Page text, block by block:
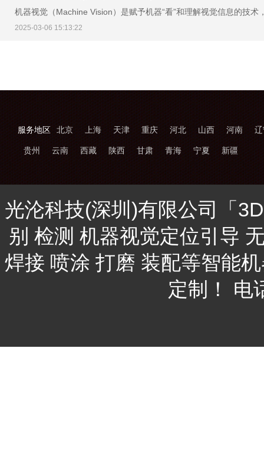
机器视觉（Machine Vision）是赋予机器“看”和理解视觉信息的技术
2025-03-06 15:13:22
服务地区 北京 上海 天津 重庆 河北 山西 河南
贵州 云南 西藏 陕西 甘肃 青海 宁夏 新疆
光沦科技(深圳)有限公司「
别 检测 机器视觉定位引导
焊接 喷涂 打磨 装配等智能
定制！ 电